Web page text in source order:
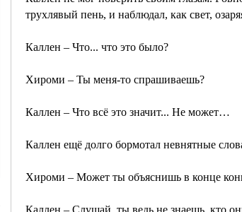
трухлявый пень, и наблюдал, как свет,
Каллен – Что... что это было?
Хироми – Ты меня-то спрашиваешь?
Каллен – Что всё это значит... Не может…
Каллен ещё долго бормотал невнятные
Хироми – Может ты объяснишь в конце